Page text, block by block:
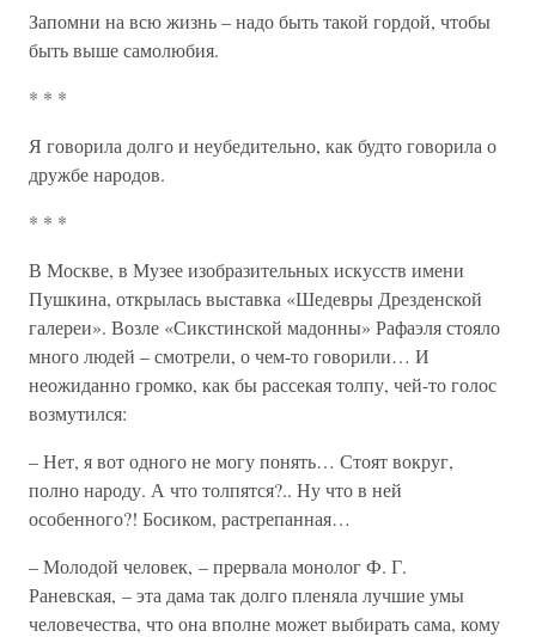
Запомни на всю жизнь – надо быть такой гордой, чтобы
быть выше самолюбия.
* * *
Я говорила долго и неубедительно, как будто говорила о
дружбе народов.
* * *
В Москве, в Музее изобразительных искусств имени
Пушкина, открылась выставка «Шедевры Дрезденской
галереи». Возле «Сикстинской мадонны» Рафаэля стояло
много людей – смотрели, о чем-то говорили… И
неожиданно громко, как бы рассекая толпу, чей-то голос
возмутился:
– Нет, я вот одного не могу понять… Стоят вокруг,
полно народу. А что толпятся?.. Ну что в ней
особенного?! Босиком, растрепанная…
– Молодой человек, – прервала монолог Ф. Г.
Раневская, – эта дама так долго пленяла лучшие умы
человечества, что она вполне может выбирать сама, кому